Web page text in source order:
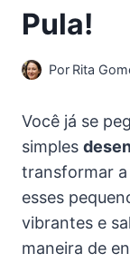
Pula!
Por Rita
Você já se
simples
transformar a
esses
vibrantes e
maneira de